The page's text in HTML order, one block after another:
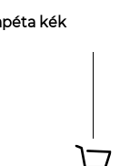
kék